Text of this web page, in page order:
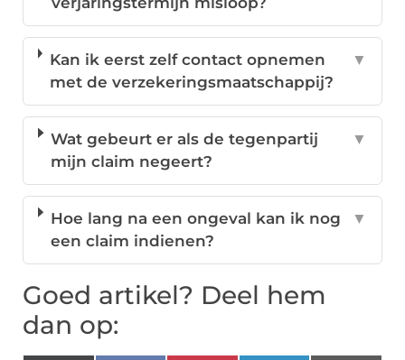
Kan ik eerst zelf contact opnemen
met de verzekeringsmaatschappij?
▼
Wat gebeurt er als de tegenpartij
mijn claim negeert?
▼
Hoe lang na een ongeval kan ik nog
een claim indienen?
▼
Goed artikel? Deel hem
dan op: